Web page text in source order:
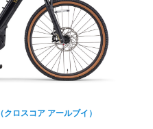
ロスコア アールブイ）